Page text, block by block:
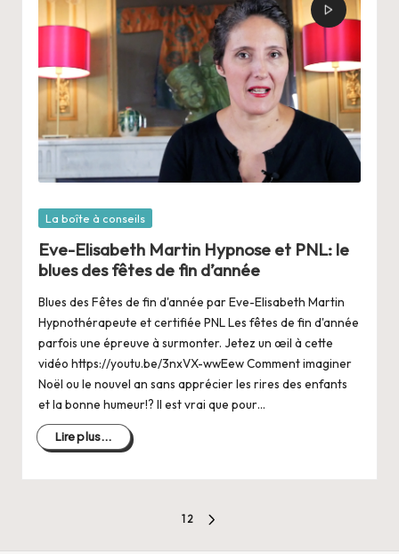
Posté
La boîte à conseils
Eve-Elisabeth Martin Hypnose et PNL: le
blues des fêtes de fin d’année
Blues des Fêtes de fin d'année par Eve-Elisabeth Martin
Hypnothérapeute et certifiée PNL Les fêtes de fin d'année
parfois une épreuve à surmonter. Jetez un œil à cette
vidéo https://youtu.be/3nxVX-wwEew Comment imaginer
Noël ou le nouvel an sans apprécier les rires des enfants
et la bonne humeur!? Il est vrai que pour…
Lire plus...
1 2